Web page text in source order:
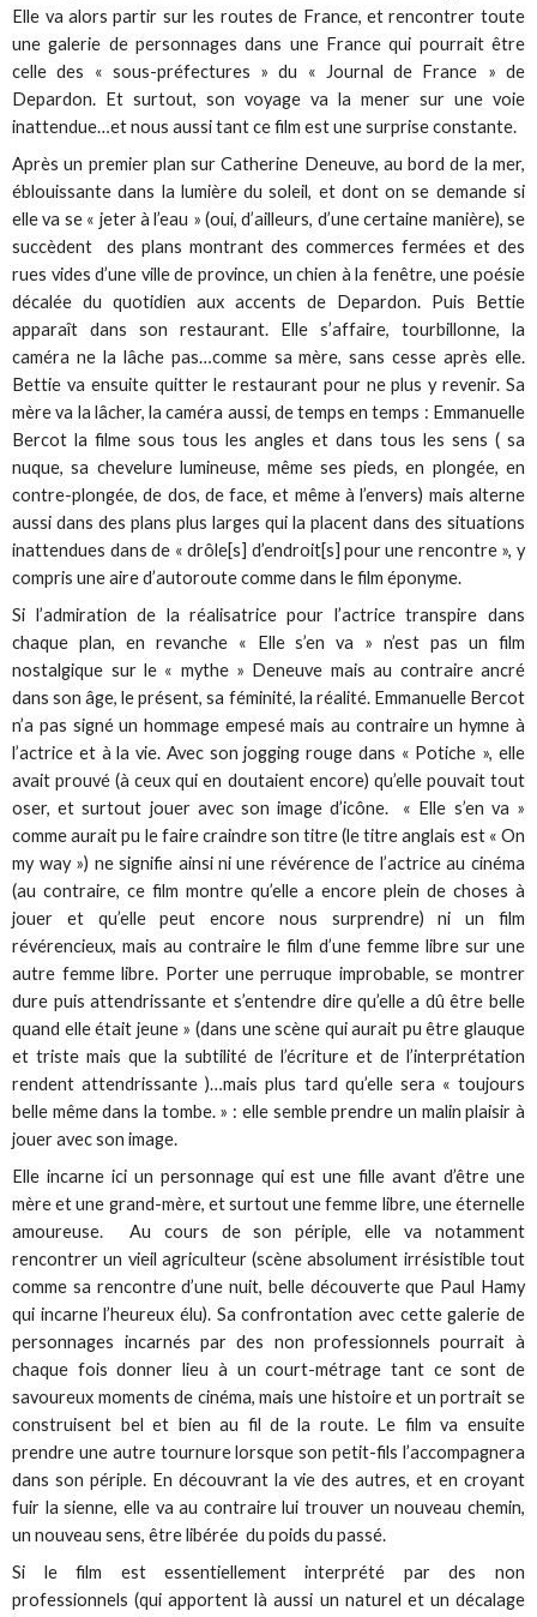
Elle va alors partir sur les routes de France, et rencontrer toute
une galerie de personnages dans une France qui pourrait être
celle des « sous-préfectures » du « Journal de France » de
Depardon. Et surtout, son voyage va la mener sur une voie
inattendue…et nous aussi tant ce film est une surprise constante.
Après un premier plan sur Catherine Deneuve, au bord de la mer,
éblouissante dans la lumière du soleil, et dont on se demande si
elle va se « jeter à l’eau » (oui, d’ailleurs, d’une certaine manière), se
succèdent des plans montrant des commerces fermées et des
rues vides d’une ville de province, un chien à la fenêtre, une poésie
décalée du quotidien aux accents de Depardon. Puis Bettie
apparaît dans son restaurant. Elle s’affaire, tourbillonne, la
caméra ne la lâche pas…comme sa mère, sans cesse après elle.
Bettie va ensuite quitter le restaurant pour ne plus y revenir. Sa
mère va la lâcher, la caméra aussi, de temps en temps : Emmanuelle
Bercot la filme sous tous les angles et dans tous les sens ( sa
nuque, sa chevelure lumineuse, même ses pieds, en plongée, en
contre-plongée, de dos, de face, et même à l’envers) mais alterne
aussi dans des plans plus larges qui la placent dans des situations
inattendues dans de « drôle[s] d’endroit[s] pour une rencontre », y
compris une aire d’autoroute comme dans le film éponyme.
Si l’admiration de la réalisatrice pour l’actrice transpire dans
chaque plan, en revanche « Elle s’en va » n’est pas un film
nostalgique sur le « mythe » Deneuve mais au contraire ancré
dans son âge, le présent, sa féminité, la réalité. Emmanuelle Bercot
n’a pas signé un hommage empesé mais au contraire un hymne à
l’actrice et à la vie. Avec son jogging rouge dans « Potiche », elle
avait prouvé (à ceux qui en doutaient encore) qu’elle pouvait tout
oser, et surtout jouer avec son image d’icône. « Elle s’en va »
comme aurait pu le faire craindre son titre (le titre anglais est « On
my way ») ne signifie ainsi ni une révérence de l’actrice au cinéma
(au contraire, ce film montre qu’elle a encore plein de choses à
jouer et qu’elle peut encore nous surprendre) ni un film
révérencieux, mais au contraire le film d’une femme libre sur une
autre femme libre. Porter une perruque improbable, se montrer
dure puis attendrissante et s’entendre dire qu’elle a dû être belle
quand elle était jeune » (dans une scène qui aurait pu être glauque
et triste mais que la subtilité de l’écriture et de l’interprétation
rendent attendrissante )…mais plus tard qu’elle sera « toujours
belle même dans la tombe. » : elle semble prendre un malin plaisir à
jouer avec son image.
Elle incarne ici un personnage qui est une fille avant d’être une
mère et une grand-mère, et surtout une femme libre, une éternelle
amoureuse. Au cours de son périple, elle va notamment
rencontrer un vieil agriculteur (scène absolument irrésistible tout
comme sa rencontre d’une nuit, belle découverte que Paul Hamy
qui incarne l’heureux élu). Sa confrontation avec cette galerie de
personnages incarnés par des non professionnels pourrait à
chaque fois donner lieu à un court-métrage tant ce sont de
savoureux moments de cinéma, mais une histoire et un portrait se
construisent bel et bien au fil de la route. Le film va ensuite
prendre une autre tournure lorsque son petit-fils l’accompagnera
dans son périple. En découvrant la vie des autres, et en croyant
fuir la sienne, elle va au contraire lui trouver un nouveau chemin,
un nouveau sens, être libérée du poids du passé.
Si le film est essentiellement interprété par des non
professionnels (qui apportent là aussi un naturel et un décalage